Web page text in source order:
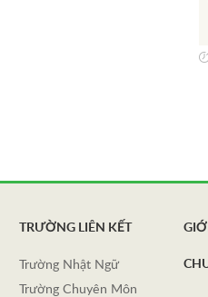
TRƯỜNG LIÊN KẾT
Trường Nhật Ngữ
Trường Chuyên Môn